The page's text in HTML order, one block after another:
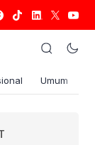
Umum